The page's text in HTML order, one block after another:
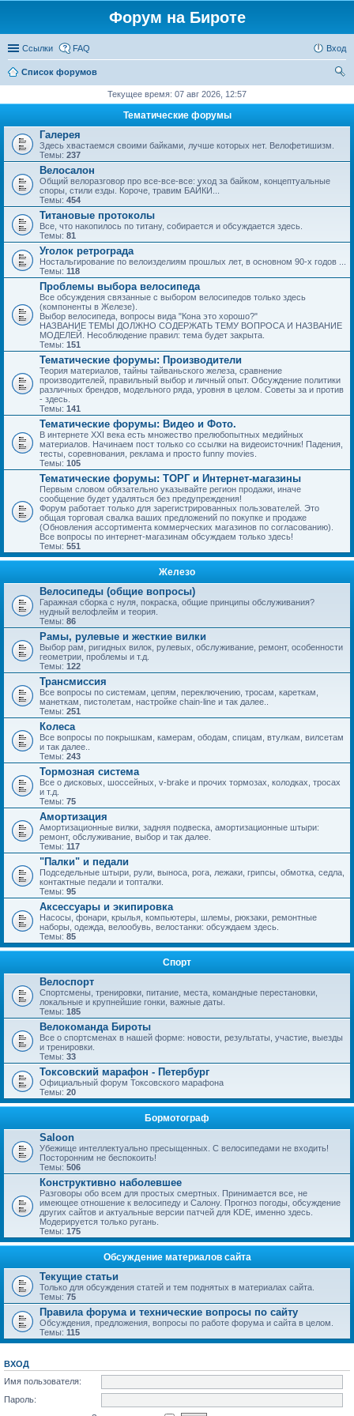
Форум на Бироте
Ссылки FAQ Вход
Список форумов
Текущее время: 07 авг 2026, 12:57
Тематические форумы
Галерея
Здесь хвастаемся своими байками, лучше которых нет. Велофетишизм.
Темы: 237
Велосалон
Общий велоразговор про все-все-все: уход за байком, концептуальные
споры, стили езды. Короче, травим БАЙКИ...
Темы: 454
Титановые протоколы
Все, что накопилось по титану, собирается и обсуждается здесь.
Темы: 81
Уголок ретрограда
Ностальгирование по велоизделиям прошлых лет, в основном 90-х годов ...
Темы: 118
Проблемы выбора велосипеда
Все обсуждения связанные с выбором велосипедов только здесь
(компоненты в Железе).
Выбор велосипеда, вопросы вида "Кона это хорошо?"
НАЗВАНИЕ ТЕМЫ ДОЛЖНО СОДЕРЖАТЬ ТЕМУ ВОПРОСА И НАЗВАНИЕ
МОДЕЛЕЙ. Несоблюдение правил: тема будет закрыта.
Темы: 151
Тематические форумы: Производители
Теория материалов, тайны тайваньского железа, сравнение
производителей, правильный выбор и личный опыт. Обсуждение политики
различных брендов, модельного ряда, уровня в целом. Советы за и против
- здесь.
Темы: 141
Тематические форумы: Видео и Фото.
В интернете XXI века есть множество прелюбопытных медийных
материалов. Начинаем пост только со ссылки на видеоисточник! Падения,
тесты, соревнования, реклама и просто funny movies.
Темы: 105
Тематические форумы: ТОРГ и Интернет-магазины
Первым словом обязательно указывайте регион продажи, иначе
сообщение будет удаляться без предупреждения!
Форум работает только для зарегистрированных пользователей. Это
общая торговая свалка ваших предложений по покупке и продаже
(Обновления ассортимента коммерческих магазинов по согласованию).
Все вопросы по интернет-магазинам обсуждаем только здесь!
Темы: 551
Железо
Велосипеды (общие вопросы)
Гаражная сборка с нуля, покраска, общие принципы обслуживания?
нудный велофлейм и теория.
Темы: 86
Рамы, рулевые и жесткие вилки
Выбор рам, ригидных вилок, рулевых, обслуживание, ремонт, особенности
геометрии, проблемы и т.д.
Темы: 122
Трансмиссия
Все вопросы по системам, цепям, переключению, тросам, кареткам,
манеткам, пистолетам, настройке chain-line и так далее..
Темы: 251
Колеса
Все вопросы по покрышкам, камерам, ободам, спицам, втулкам, вилсетам
и так далее..
Темы: 243
Тормозная система
Все о дисковых, шоссейных, v-brake и прочих тормозах, колодках, тросах
и т.д.
Темы: 75
Амортизация
Амортизационные вилки, задняя подвеска, амортизационные штыри:
ремонт, обслуживание, выбор и так далее.
Темы: 117
"Палки" и педали
Подседельные штыри, рули, выноса, рога, лежаки, грипсы, обмотка, седла,
контактные педали и топталки.
Темы: 95
Аксессуары и экипировка
Насосы, фонари, крылья, компьютеры, шлемы, рюкзаки, ремонтные
наборы, одежда, велообувь, велостанки: обсуждаем здесь.
Темы: 85
Спорт
Велоспорт
Спортсмены, тренировки, питание, места, командные перестановки,
локальные и крупнейшие гонки, важные даты.
Темы: 185
Велокоманда Бироты
Все о спортсменах в нашей форме: новости, результаты, участие, выезды
и тренировки.
Темы: 33
Токсовский марафон - Петербург
Официальный форум Токсовского марафона
Темы: 20
Бормотограф
Saloon
Убежище интеллектуально пресыщенных. С велосипедами не входить!
Посторонним не беспокоить!
Темы: 506
Конструктивно наболевшее
Разговоры обо всем для простых смертных. Принимается все, не
имеющее отношение к велосипеду и Салону. Прогноз погоды, обсуждение
других сайтов и актуальные версии патчей для KDE, именно здесь.
Модерируется только ругань.
Темы: 175
Обсуждение материалов сайта
Текущие статьи
Только для обсуждения статей и тем поднятых в материалах сайта.
Темы: 75
Правила форума и технические вопросы по сайту
Обсуждения, предложения, вопросы по работе форума и сайта в целом.
Темы: 115
ВХОД
Имя пользователя:
Пароль: